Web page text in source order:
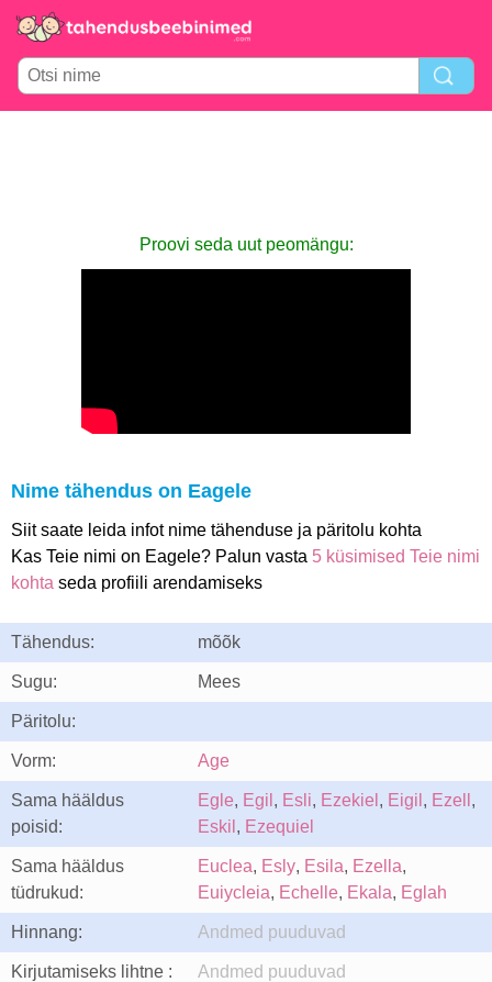
Proovi seda uut peomängu:
Nime tähendus on Eagele
Siit saate leida infot nime tähenduse ja päritolu kohta
Kas Teie nimi on Eagele? Palun vasta 5 küsimised Teie nimi
kohta seda profiili arendamiseks
Tähendus: mõõk
Sugu: Mees
Päritolu:
Vorm: Age
Sama hääldus
poisid:
Egle, Egil , Esli, Ezekiel , Eigil , Ezell ,
Eskil , Ezequiel
Sama hääldus
tüdrukud:
Euclea, Esly, Esila, Ezella,
Euiycleia, Echelle, Ekala, Eglah
Hinnang: Andmed puuduvad
Kirjutamiseks lihtne : Andmed puuduvad